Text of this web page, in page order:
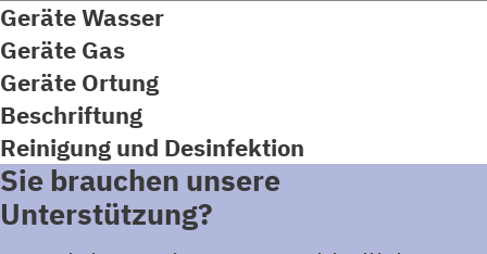
Geräte Wasser
Geräte Gas
Geräte Ortung
Beschriftung
Reinigung und Desinfektion
Sie brauchen unsere
Unterstützung?